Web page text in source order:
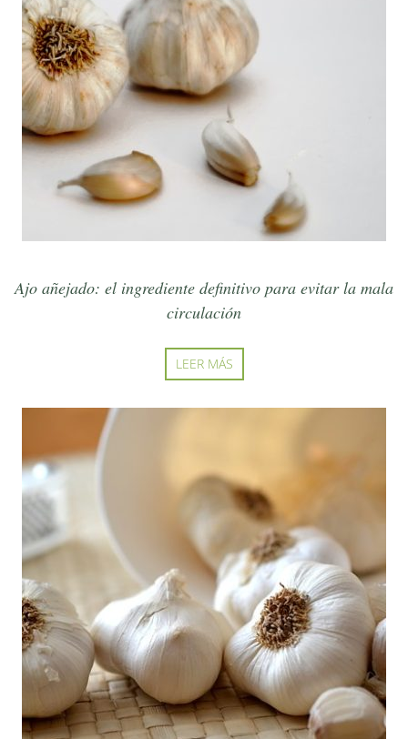
Ajo añejado: el ingrediente definitivo para evitar la mala
circulación
LEER MÁS